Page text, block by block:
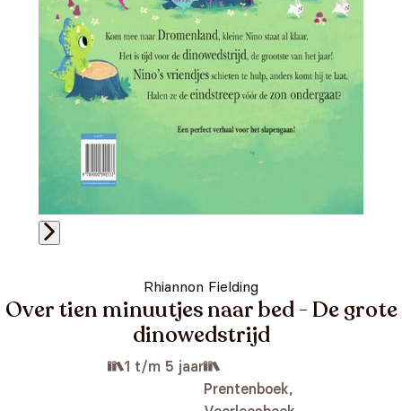
Rhiannon Fielding
Over tien minuutjes naar bed - De grote
dinowedstrijd
1 t/m 5 jaar
Prentenboek,